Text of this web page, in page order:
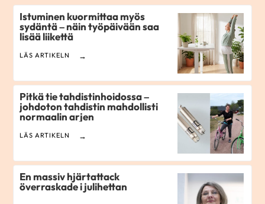
Istuminen kuormittaa myös
sydäntä – näin työpäivään saa
lisää liikettä
LÄS ARTIKELN
Pitkä tie tahdistinhoidossa –
johdoton tahdistin mahdollisti
normaalin arjen
LÄS ARTIKELN
En massiv hjärtattack
överraskade i julihettan